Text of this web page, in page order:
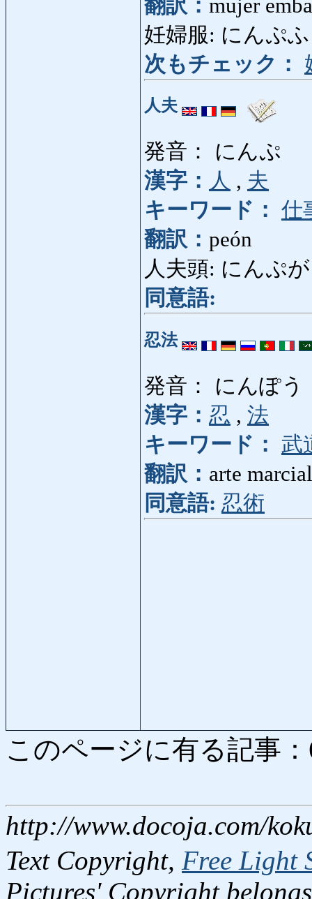
翻訳： mujer
妊婦服: にんぷふ
次もチェック：
人夫
発音： にんぷ
漢字： 人 , 夫
キーワード： 仕
翻訳： peón
人夫頭: にんぷ
同意語:
忍法
発音： にんぽう
漢字： 忍 , 法
キーワード： 武
翻訳： arte
同意語: 忍術
このページに有る記事
http://www.docoja.com/
Text Copyright, Free Light
Pictures' Copyright